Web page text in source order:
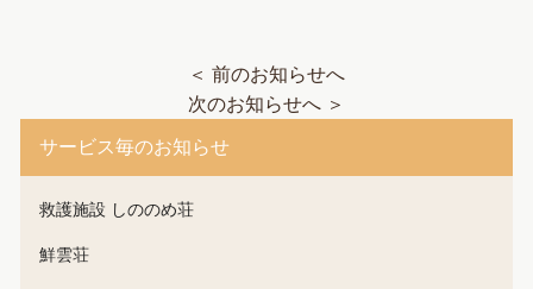
＜ 前のお知らせへ
次のお知らせへ ＞
サービス毎のお知らせ
救護施設 しののめ荘
鮮雲荘